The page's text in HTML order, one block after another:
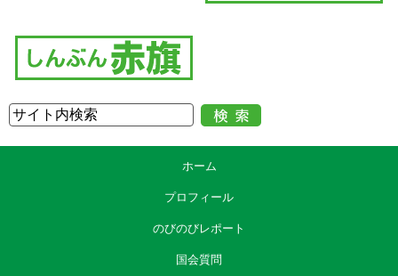
○本村伸子
その分野、医療、福祉の分野で、やはり賃上げ率、額が見劣りする現状
介護や障害福祉の分野、ほかの産業と比べても年収格差があるというこ
とで、全産業と比べて年収格差をなくしていくということが求められて
いると思いますけれども、その点についても大臣の御認識を伺いたいと
の差が、二〇〇八年時点では、介護職員が月額十・六万円、障害福祉関
ホーム
プロフィール
のびのびレポート
国会質問